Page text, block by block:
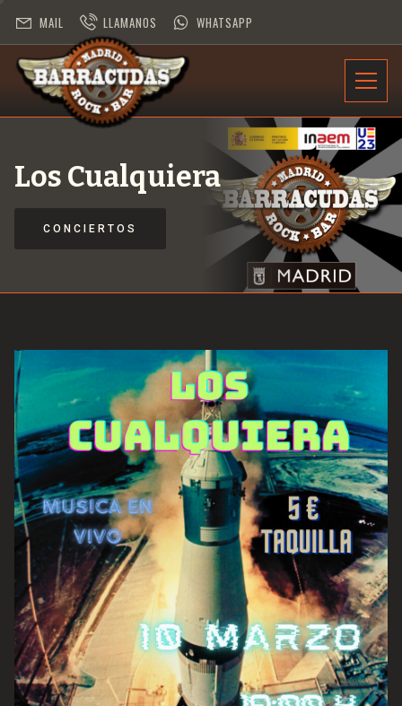
MAIL LLAMANOS WHATSAPP
Los Cualquiera
CONCIERTOS
PROGRAMACIÓN
CONTRATACIÓN
DESAFÍO ROCK